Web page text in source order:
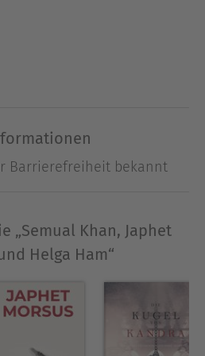
der "Sem" - Tetralogie
Trois
Jahrgang 1983, ist
Ausblenden
Barrierefreiheit bekannt
„Semual Khan, Japhet
Helga Ham“